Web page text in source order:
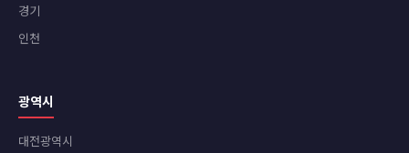
경기
인천
광역시
대전광역시